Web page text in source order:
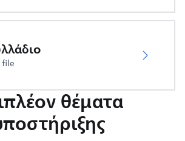
file
θέματα